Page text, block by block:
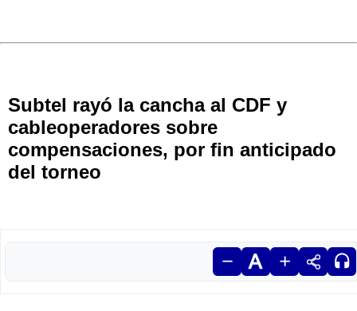
Subtel rayó la cancha al CDF y
cableoperadores sobre
compensaciones, por fin anticipado
del torneo